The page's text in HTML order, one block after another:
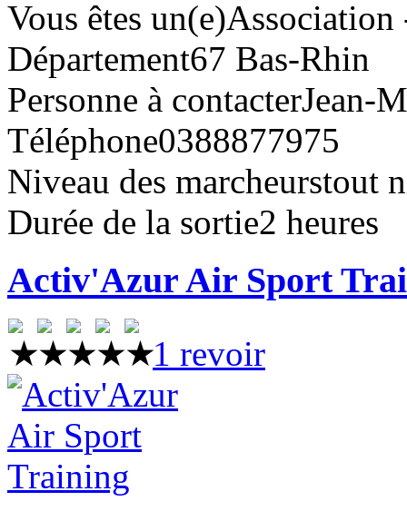
Vous êtes un(e)
Département67 Bas-Rhin
Personne à contacterJean-
Téléphone0388877975
Niveau des marcheurstout
Durée de la sortie2 heures
Activ'Azur Air Sport
1 revoir